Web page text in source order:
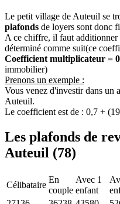
Le petit village de Auteuil se
plafonds de loyers sont donc
A ce chiffre, il faut
déterminé comme suit(ce
Coefficient multiplicateur =
immobilier)
Prenons un exemple :
Vous venez d'investir dans un
Auteuil.
Le coefficient est de : 0,7 +
Les plafonds de
Auteuil (78)
Célibataire
En
couple
Avec 1
enfant